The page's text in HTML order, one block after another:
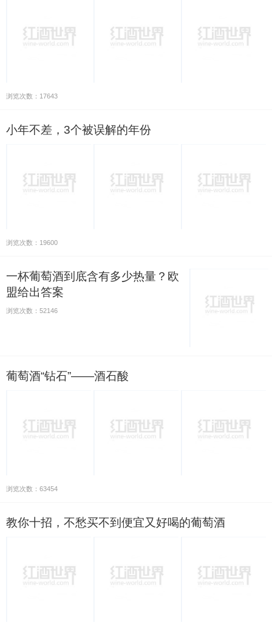
浏览次数：17643
小年不差，3个被误解的年份
浏览次数：19600
一杯葡萄酒到底含有多少热量？欧
盟给出答案
浏览次数：52146
葡萄酒“钻石”——酒石酸
浏览次数：63454
教你十招，不愁买不到便宜又好喝的葡萄酒